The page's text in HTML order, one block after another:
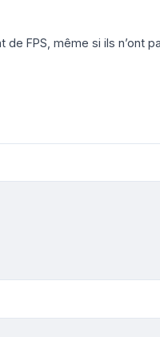
FPS, même si ils n’ont